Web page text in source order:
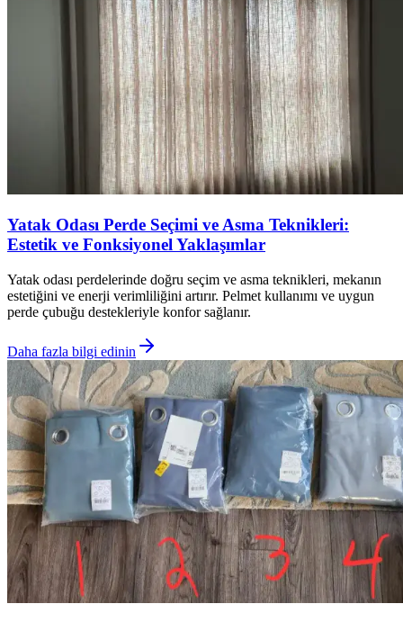
Yatak Odası Perde Seçimi ve Asma Teknikleri:
Estetik ve Fonksiyonel Yaklaşımlar
Yatak odası perdelerinde doğru seçim ve asma teknikleri, mekanın
estetiğini ve enerji verimliliğini artırır. Pelmet kullanımı ve uygun
perde çubuğu destekleriyle konfor sağlanır.
Daha fazla bilgi edinin